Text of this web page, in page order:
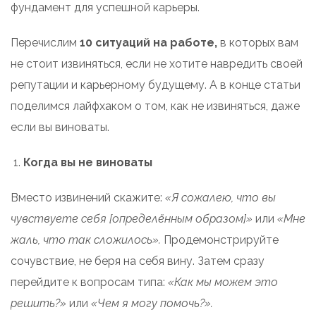
фундамент для успешной карьеры.
Перечислим 10 ситуаций на работе, в которых вам
не стоит извиняться, если не хотите навредить своей
репутации и карьерному будущему. А в конце статьи
поделимся лайфхаком о том, как не извиняться, даже
если вы виноваты.
Когда вы не виноваты
Вместо извинений скажите: «Я сожалею, что вы
чувствуете себя [определённым образом]» или «Мне
жаль, что так сложилось». Продемонстрируйте
сочувствие, не беря на себя вину. Затем сразу
перейдите к вопросам типа: «Как мы можем это
решить?» или «Чем я могу помочь?».